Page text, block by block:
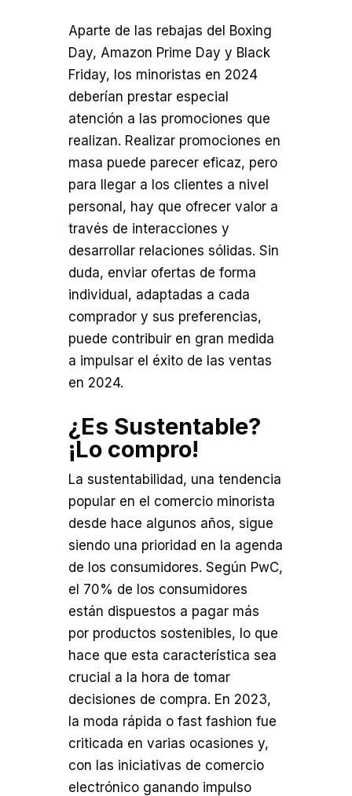
Aparte de las rebajas del Boxing
Day, Amazon Prime Day y Black
Friday, los minoristas en 2024
deberían prestar especial
atención a las promociones que
realizan. Realizar promociones en
masa puede parecer eficaz, pero
para llegar a los clientes a nivel
personal, hay que ofrecer valor a
través de interacciones y
desarrollar relaciones sólidas. Sin
duda, enviar ofertas de forma
individual, adaptadas a cada
comprador y sus preferencias,
puede contribuir en gran medida
a impulsar el éxito de las ventas
en 2024.
¿Es Sustentable?
¡Lo compro!
La sustentabilidad, una tendencia
popular en el comercio minorista
desde hace algunos años, sigue
siendo una prioridad en la agenda
de los consumidores. Según PwC,
el 70% de los consumidores
están dispuestos a pagar más
por productos sostenibles, lo que
hace que esta característica sea
crucial a la hora de tomar
decisiones de compra. En 2023,
la moda rápida o fast fashion fue
criticada en varias ocasiones y,
con las iniciativas de comercio
electrónico ganando impulso